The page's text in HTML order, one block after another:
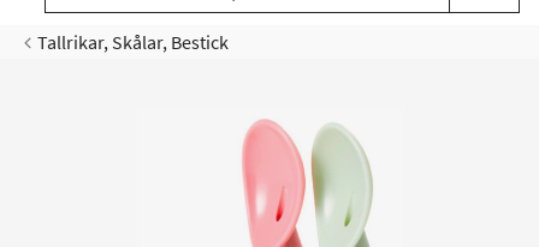
Tallrikar, Skålar, Bestick